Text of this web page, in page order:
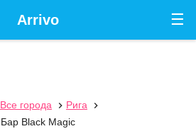
☰
Arrivo
Все города  Рига

Бар Black Magic